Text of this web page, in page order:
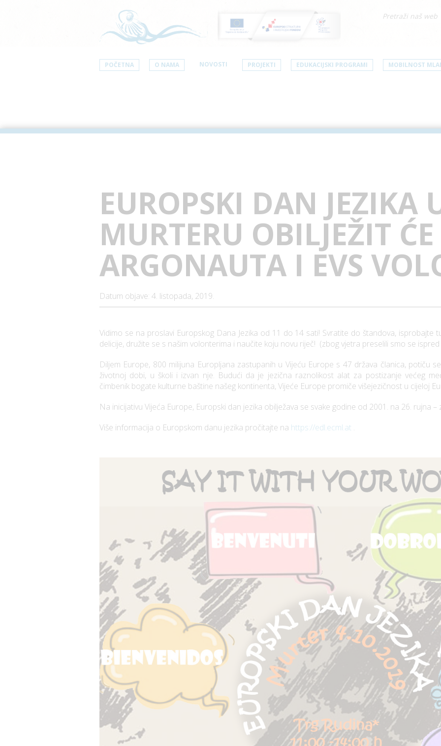
POČETNA O NAMA NOVOSTI PROJEKTI EDUKACIJSKI PROGRAMI MOBILNOST
EUROPSKI DAN JEZIKA
MURTERU OBILJEŽIT ĆE
ARGONAUTA I EVS
Datum objave: 4. listopada, 2019.
Vidimo se na proslavi Europskog Dana Jezika od 11 do 14 sati! Svratite do štandova, isprobajte
delicije, družite se s našim volonterima i naučite koju novu riječ! (zbog vjetra preselili smo se
Diljem Europe, 800 milijuna Europljana zastupanih u Vijeću Europe s 47 država članica, potiču
životnoj dobi, u školi i izvan nje. Budući da je jezična raznolikost alat za postizanje većeg
čimbenik bogate kulturne baštine našeg kontinenta, Vijeće Europe promiče višejezičnost u cijeloj
Na inicijativu Vijeća Europe, Europski dan jezika obilježava se svake godine od 2001. na 26. rujna
Više informacija o Europskom danu jezika pročitajte na https://edl.ecml.at .